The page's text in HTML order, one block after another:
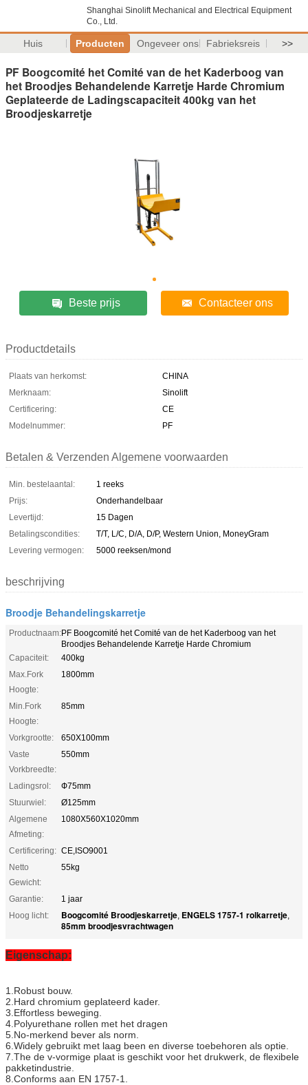
Shanghai Sinolift Mechanical and Electrical Equipment
Co., Ltd.
Huis Producten Ongeveer ons Fabrieksreis >>
PF Boogcomité het Comité van de het Kaderboog van
het Broodjes Behandelende Karretje Harde Chromium
Geplateerde de Ladingscapaciteit 400kg van het
Broodjeskarretje
Beste prijs Contacteer ons
Productdetails
Plaats van herkomst:
CHINA
Merknaam:
Sinolift
Certificering:
CE
Modelnummer:
PF
Betalen & Verzenden Algemene voorwaarden
Min. bestelaantal:
1 reeks
Prijs:
Onderhandelbaar
Levertijd:
15 Dagen
Betalingscondities:
T/T, L/C, D/A, D/P, Western Union, MoneyGram
Levering vermogen:
5000 reeksen/mond
beschrijving
Broodje Behandelingskarretje
Productnaam:PF Boogcomité het Comité van de het Kaderboog van het
Broodjes Behandelende Karretje Harde Chromium
Capaciteit:
400kg
Max.Fork
Hoogte:
1800mm
Min.Fork
Hoogte:
85mm
Vorkgrootte:
650X100mm
Vaste
Vorkbreedte:
550mm
Ladingsrol:
Ф75mm
Stuurwiel:
Ø125mm
Algemene
Afmeting:
1080X560X1020mm
Certificering: CE,ISO9001
Netto
Gewicht:
55kg
Garantie:
1 jaar
Hoog licht:
Boogcomité Broodjeskarretje, ENGELS 1757-1 rolkarretje,
85mm broodjesvrachtwagen
Eigenschap:
1.Robust bouw.
2.Hard chromium geplateerd kader.
3.Effortless beweging.
4.Polyurethane rollen met het dragen
5.No-merkend bever als norm.
6.Widely gebruikt met laag been en diverse toebehoren als optie.
7.The de v-vormige plaat is geschikt voor het drukwerk, de flexibele
pakketindustrie.
8.Conforms aan EN 1757-1.